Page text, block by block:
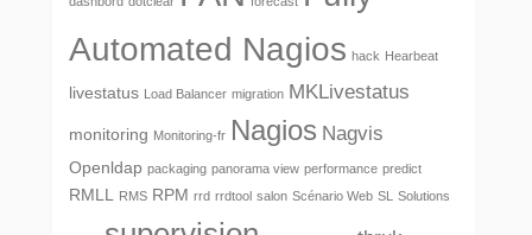
Automated Nagios hack Hearbeat
livestatus Load Balancer migration MKLivestatus
monitoring Monitoring-fr Nagios Nagvis
Openldap packaging panorama view performance predict
RMLL RMS RPM rrd rrdtool salon Scénario Web SL Solutions